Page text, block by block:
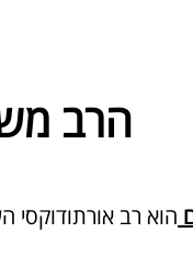
הרב
הוא רב אורתודוקסי